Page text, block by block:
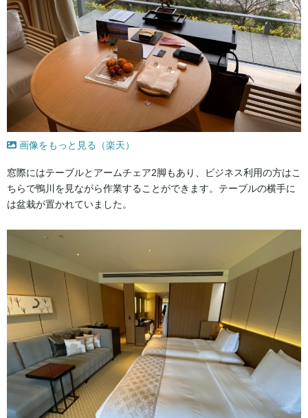
画像をもっと見る（楽天）
窓際にはテーブルとアームチェア2脚もあり、ビジネス利用の方はこ
ちらで鴨川を見ながら作業することができます。テーブルの横手に
は盆栽が置かれていました。